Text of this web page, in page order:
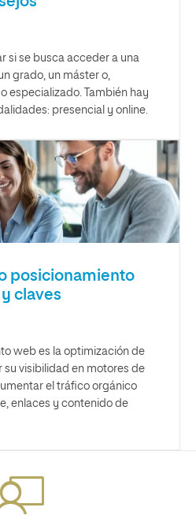
si se busca acceder a una
grado, un máster o,
especializado. También hay
presencial y online.
posicionamiento
claves
web es la optimización de
visibilidad en motores de
el tráfico orgánico
enlaces y contenido de